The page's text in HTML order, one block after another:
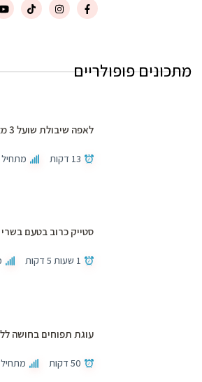
מתכונים פופולריים
לאפה שיבולת שועל 3 מצרכים
13 דקות מתחיל
סטייק כרוב בטעם בשרי
1 שעות 5 דקות
עוגת תפוחים בחושה
50 דקות מתחיל